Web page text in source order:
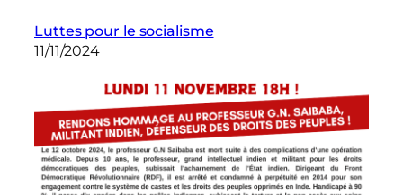
Luttes pour le socialisme
11/11/2024